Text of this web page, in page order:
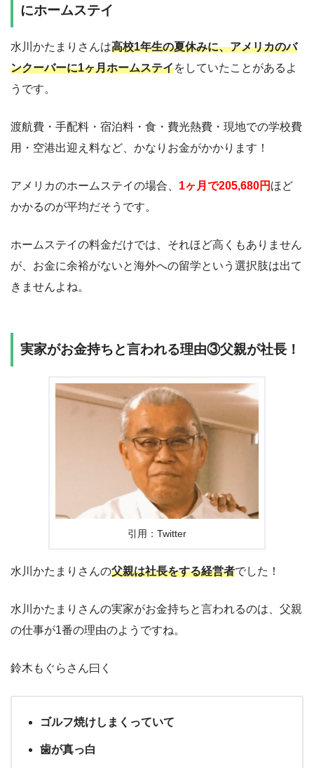
にホームステイ
水川かたまりさんは高校1年生の夏休みに、アメリカのバ
ンクーバーに1ヶ月ホームステイをしていたことがあるよ
うです。
渡航費・手配料・宿泊料・食・費光熱費・現地での学校費
用・空港出迎え料など、かなりお金がかかります！
アメリカのホームステイの場合、 1ヶ月で205,680円 ほど
かかるのが平均だそうです。
ホームステイの料金だけでは、それほど高くもありません
が、お金に余裕がないと海外への留学という選択肢は出て
きませんよね。
実家がお金持ちと言われる理由③父親が社長！
引用：Twitter
水川かたまりさんの父親は社長をする経営者でした！
水川かたまりさんの実家がお金持ちと言われるのは、父親
の仕事が1番の理由のようですね。
鈴木もぐらさん曰く
ゴルフ焼けしまくっていて
歯が真っ白